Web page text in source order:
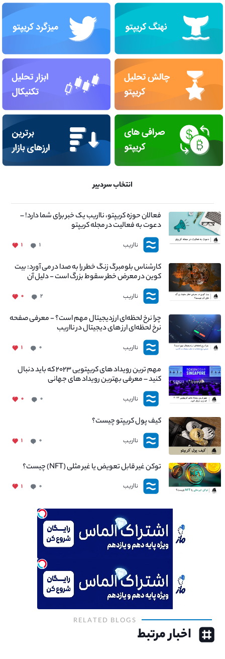
انتخاب سردبیر
فعالان حوزه کریپتو، نااریب یک خبر برای شما دارد! –
دعوت به فعالیت در مجله کریپتو
نااریب ۱ ۱
کارشناس بلومبرگ زنگ خطر را به صدا در می آورد: بیت
کوین در معرض خطر سقوط بزرگ است - دلیل آن
چیست؟
نااریب ۲ ۰
چرا نرخ لحظه‌ای ارزدیجیتال مهم است؟ - معرفی صفحه
نرخ لحظه‌ای ارز های دیجیتال در نااریب
نااریب ۰ ۱
مهم ترین رویداد های کریپتویی ۲۰۲۳ که باید دنبال
کنید – معرفی بهترین رویداد های جهانی
نااریب ۰ ۰
کیف پول کریپتو چیست؟
نااریب ۰ ۱
توکن غیر قابل تعویض یا غیر مثلی (NFT) چیست؟
نااریب ۰ ۱
RELATED BLOGS
اخبار مرتبط